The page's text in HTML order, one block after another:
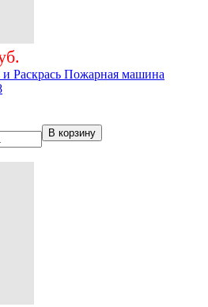
и Раскрась Пожарная машина
В корзину